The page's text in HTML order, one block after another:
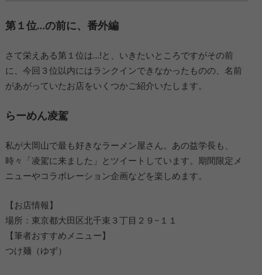
第１位…の前に、番外編
さて栄えある第１位は…!と、いきたいところですがその前
に、今回３位以内にはランクインできなかったものの、名前
があがっていたお店をいくつかご紹介いたします。
らーめん凌駕
私が大岡山で最も好きなラーメン屋さん。あの益学長も、
時々「凌駕に来ました」とツイートしています。期間限定メ
ニューやコラボレーション企画などを楽しめます。
【お店情報】
場所：東京都大田区北千束３丁目２９−１１
【筆者おすすめメニュー】
つけ麺（ゆず）